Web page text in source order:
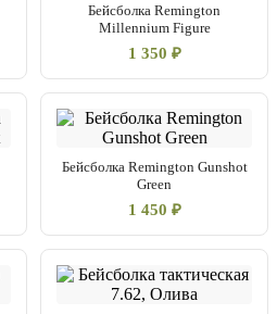
Бейсболка Remington
Millennium Figure
1 350 ₽
Бейсболка Remington Gunshot
Green
1 450 ₽